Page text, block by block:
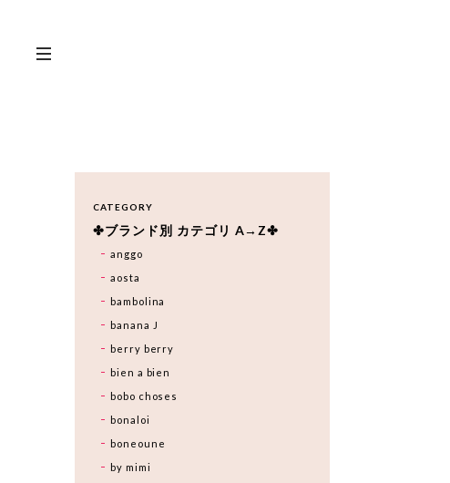
CATEGORY
✤ブランド別 カテゴリ A→Z✤
anggo
aosta
bambolina
banana J
berry berry
bien a bien
bobo choses
bonaloi
boneoune
by mimi